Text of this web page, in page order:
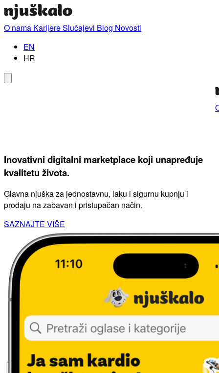
O nama KarijereSlučajevi Blog Novosti
EN
HR
Inovativni digitalni marketplace koji unapređuje
kvalitetu života.
Glavna njuška za jednostavnu, laku i sigurnu kupnju i
prodaju na zabavan i pristupačan način.
SAZNAJTE VIŠE